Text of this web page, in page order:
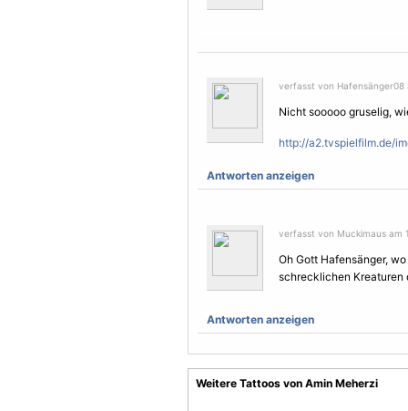
verfasst von Hafensänger08
Nicht sooooo gruselig,
http://a2.tvspielfilm.de/
Antworten anzeigen
verfasst von Muckimaus am
Oh Gott Hafensänger,
schrecklichen Kreaturen
Antworten anzeigen
Weitere Tattoos von Amin Meherzi